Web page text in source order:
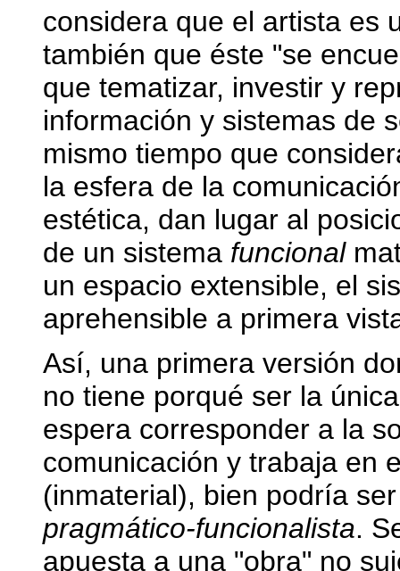
considera que el artista es
también que éste "se
que tematizar, investir y
información y sistemas de
mismo tiempo que
la esfera de la
estética, dan lugar al
de un sistema funcional
un espacio extensible, el
aprehensible a primera
Así, una primera versión
no tiene porqué ser la
espera corresponder a la
comunicación y trabaja en
(inmaterial), bien podría
pragmático-funcionalista.
apuesta a una "obra" no